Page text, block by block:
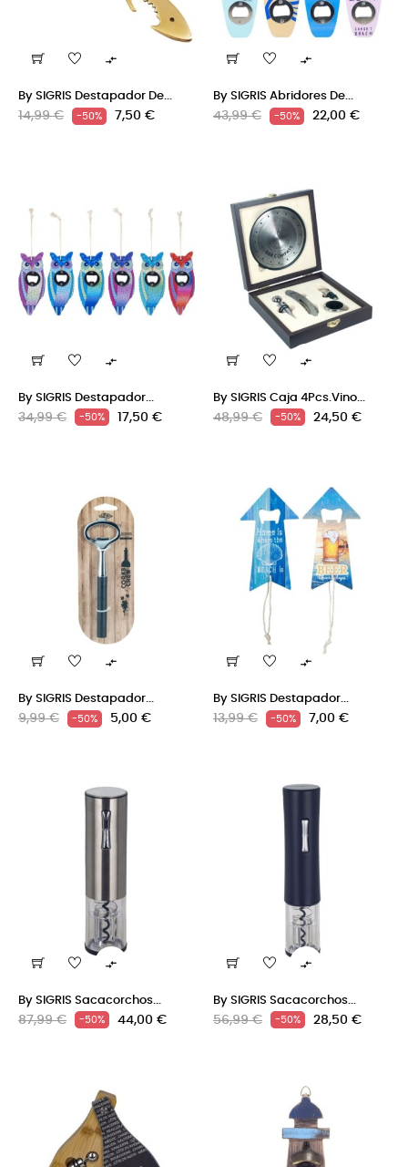

By SIGRIS Destapador De...
Precio
14,99 € -50% Precio
7,50 €

By SIGRIS Abridores De...
Precio
43,99 € -50% Precio
22,00 €

By SIGRIS Destapador...
Precio
34,99 € -50% Precio
17,50 €

By SIGRIS Caja 4Pcs.Vino...
Precio
48,99 € -50% Precio
24,50 €

By SIGRIS Destapador...
Precio
9,99 € -50% Precio
5,00 €

By SIGRIS Destapador...
Precio
13,99 € -50% Precio
7,00 €

By SIGRIS Sacacorchos...
Precio
87,99 € -50% Precio
44,00 €

By SIGRIS Sacacorchos...
Precio
56,99 € -50% Precio
28,50 €